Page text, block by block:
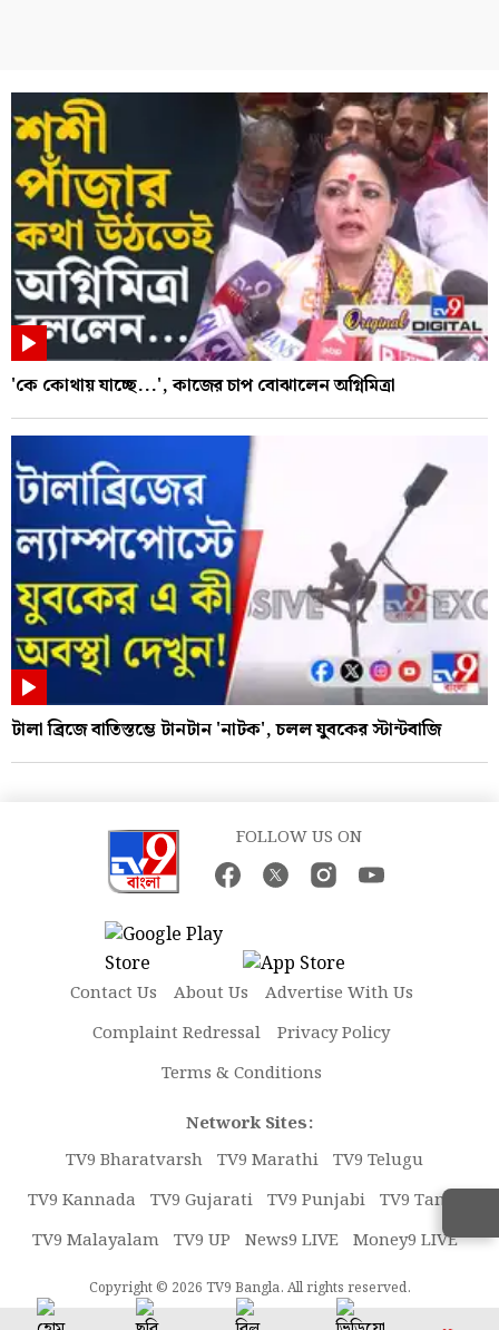
'কে কোথায় যাচ্ছে...', কাজের চাপ বোঝালেন অগ্নিমিত্রা
টালা ব্রিজে বাতিস্তম্ভে টানটান 'নাটক', চলল যুবকের স্টান্টবাজি
FOLLOW US ON
Contact Us About Us
Advertise With Us
Complaint Redressal
Privacy Policy
Terms & Conditions
Network Sites:
TV9 Bharatvarsh TV9 Marathi TV9 Telugu
TV9 Kannada TV9 Gujarati TV9 Punjabi TV9 Tamil
TV9 Malayalam TV9 UP News9 LIVE Money9 LIVE
Copyright © 2026 TV9 Bangla. All rights reserved.